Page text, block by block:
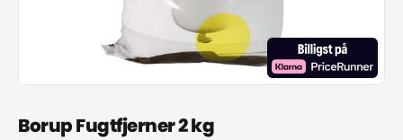
Borup Fugtfjerner 2 kg